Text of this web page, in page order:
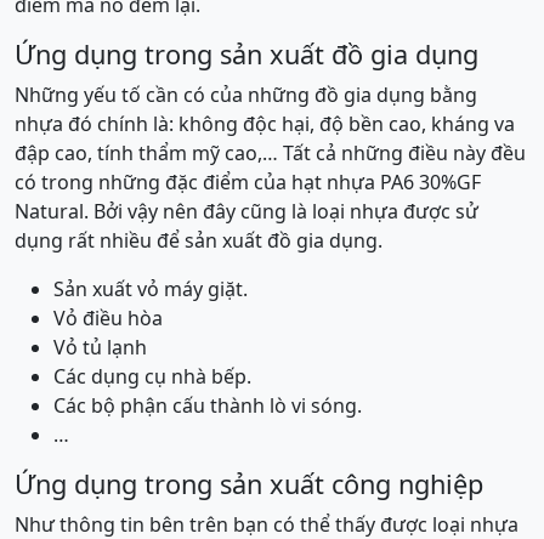
Ứng dụng trong sản xuất đồ gia dụng
Những yếu tố cần có của những đồ gia dụng bằng
nhựa đó chính là: không độc hại, độ bền cao, kháng va
đập cao, tính thẩm mỹ cao,… Tất cả những điều này đều
có trong những đặc điểm của hạt nhựa PA6 30%GF
Natural. Bởi vậy nên đây cũng là loại nhựa được sử
dụng rất nhiều để sản xuất đồ gia dụng.
Sản xuất vỏ máy giặt.
Vỏ điều hòa
Vỏ tủ lạnh
Các dụng cụ nhà bếp.
Các bộ phận cấu thành lò vi sóng.
…
Ứng dụng trong sản xuất công nghiệp
Như thông tin bên trên bạn có thể thấy được loại nhựa